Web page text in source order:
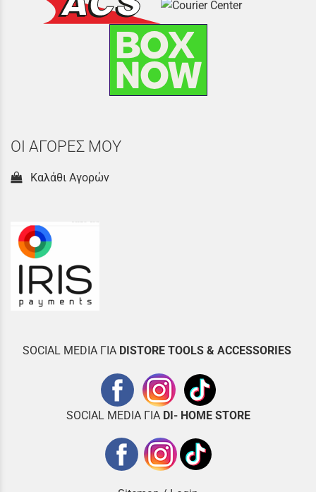
ΟΙ ΑΓΟΡΕΣ ΜΟΥ
Καλάθι Αγορών
SOCIAL MEDIA ΓΙΑ DISTORE TOOLS & ACCESSORIES
SOCIAL MEDIA ΓΙΑ DI- HOME STORE